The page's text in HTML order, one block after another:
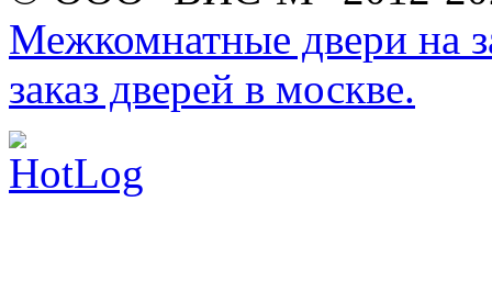
Межкомнатные двери на
заказ дверей в москве.